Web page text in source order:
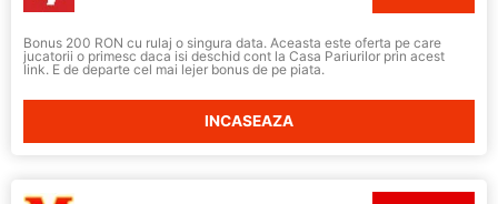
Bonus 200 RON cu rulaj o singura data. Aceasta este oferta pe care
jucatorii o primesc daca isi deschid cont la Casa Pariurilor prin acest
link. E de departe cel mai lejer bonus de pe piata.
INCASEAZA